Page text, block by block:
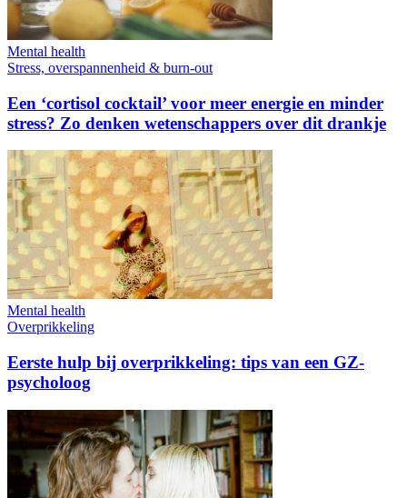
Mental health
Stress, overspannenheid & burn-out
Een ‘cortisol cocktail’ voor meer energie en minder
stress? Zo denken wetenschappers over dit drankje
Mental health
Overprikkeling
Eerste hulp bij overprikkeling: tips van een GZ-
psycholoog